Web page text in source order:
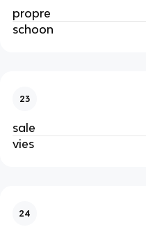
propre
schoon
23
sale
vies
24